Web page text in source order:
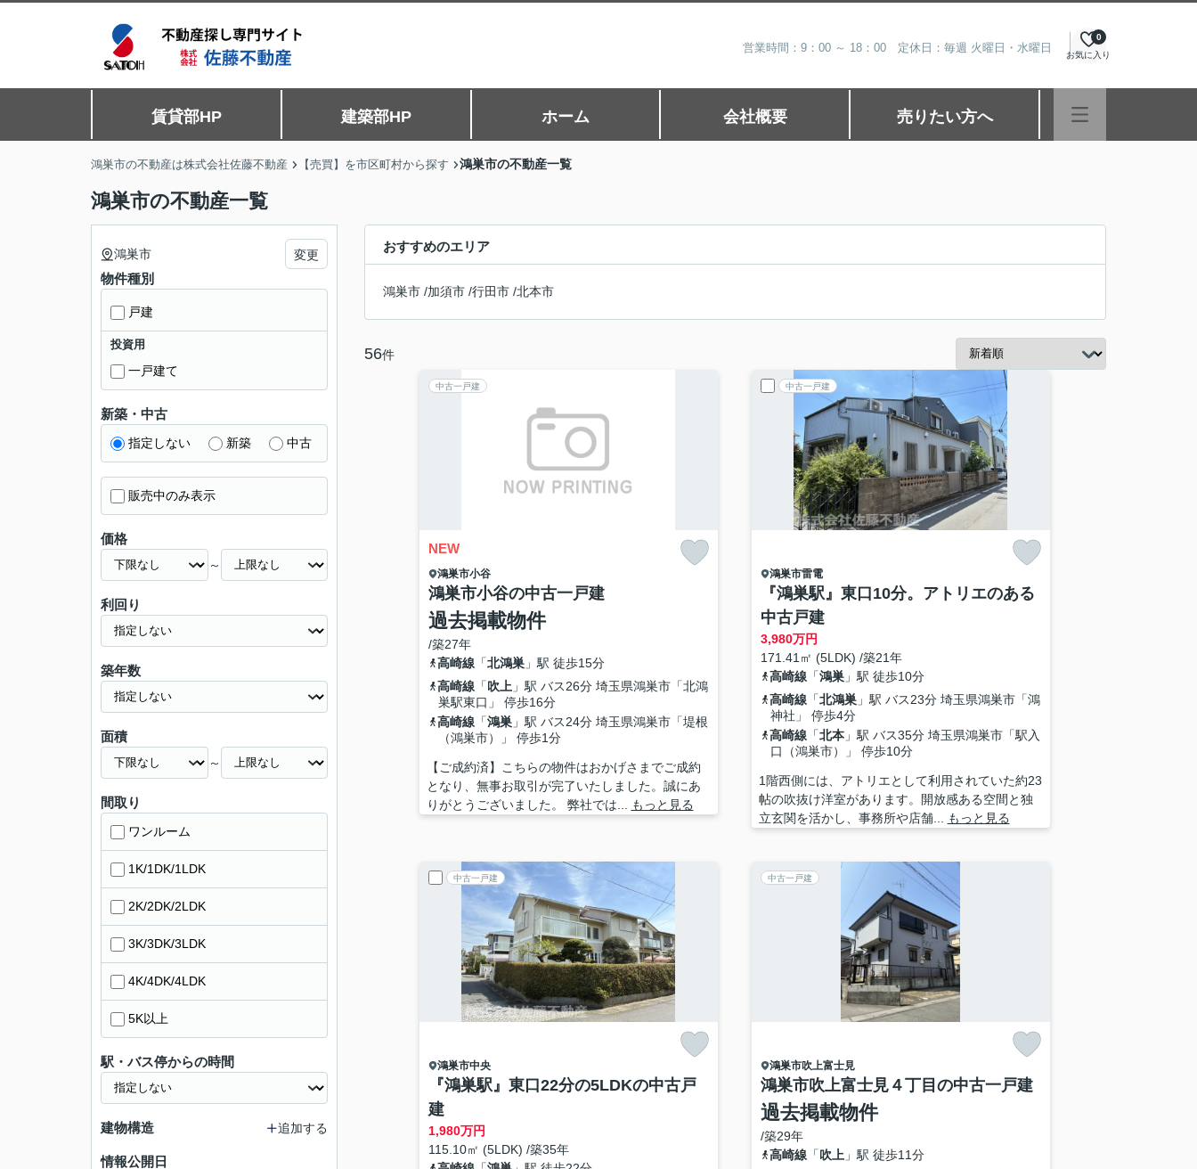
営業時間：9：00 ～ 18：00 定休日：毎週 火曜日・水曜日 お気に入り
0
賃貸部HP 建築部HP ホーム 会社概要 売りたい方へ
鴻巣市の不動産は株式会社佐藤不動産 【売買】を市区町村から探す 鴻巣市の不動産一覧
鴻巣市の不動産一覧
おすすめのエリア
鴻巣市 /加須市 /行田市 /北本市
56件
中古一戸建
NEW
鴻巣市小谷
鴻巣市小谷の中古一戸建
過去掲載物件
/築27年
高崎線「北鴻巣」駅 徒歩15分
高崎線「吹上 」駅 バス26分 埼玉県鴻巣市「北鴻
巣駅東口」 停歩16分
高崎線「鴻巣」駅 バス24分 埼玉県鴻巣市「堤根
（鴻巣市）」 停歩1分
【ご成約済】こちらの物件はおかげさまでご成約
となり、無事お取引が完了いたしました。誠にあ
りがとうございました。 弊社では...
もっと見る
中古一戸建
鴻巣市雷電
『鴻巣駅』東口10分。アトリエのある
中古戸建
3,980万円
171.41㎡ (5LDK) /築21年
高崎線「鴻巣」駅 徒歩10分
高崎線「北鴻巣」駅 バス23分 埼玉県鴻巣市「鴻
神社」 停歩4分
高崎線「北本」駅 バス35分 埼玉県鴻巣市「駅入
口（鴻巣市）」 停歩10分
1階西側には、アトリエとして利用されていた約23
帖の吹抜け洋室があります。開放感ある空間と独
立玄関を活かし、事務所や店舗...
もっと見る
中古一戸建
鴻巣市中央
『鴻巣駅』東口22分の5LDKの中古戸
建
1,980万円
115.10㎡ (5LDK) /築35年
中古一戸建
鴻巣市吹上富士見
鴻巣市吹上富士見４丁目の中古一戸建
過去掲載物件
/築29年
高崎線「吹上 」駅 徒歩11分
鴻巣市 変更
物件種別
戸建
投資用
一戸建て
新築・中古
指定しない 新築 中古
販売中のみ表示
価格
～
利回り
築年数
面積
～
間取り
ワンルーム
1K/1DK/1LDK
2K/2DK/2LDK
3K/3DK/3LDK
4K/4DK/4LDK
5K以上
駅・バス停からの時間
建物構造 追加する
情報公開日